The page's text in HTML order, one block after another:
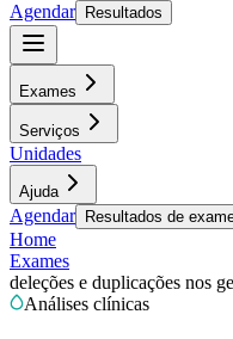
Agendar
Resultados
Exames
Serviços
Unidades
Ajuda
Agendar Resultados de
Home
Exames
deleções e duplicações nos
Análises clínicas